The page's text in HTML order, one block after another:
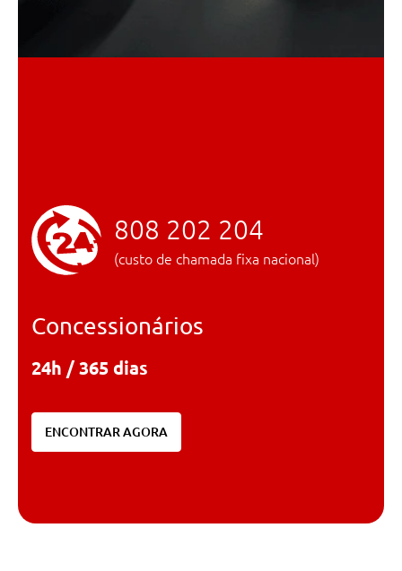
808 202 204
(custo de chamada fixa nacional)
Concessionários
24h / 365 dias
ENCONTRAR AGORA